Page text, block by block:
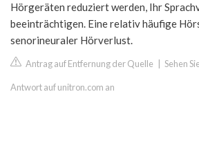
Hörgeräten reduziert werden, Ihr
beeinträchtigen. Eine relativ häufige
senorineuraler Hörverlust.
Antrag auf Entfernung der Quelle Sehen
Antwort auf unitron.com an